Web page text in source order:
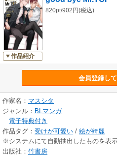
作品紹介
820pt/902円(税込)
会員登録し
作家名： マスシタ
ジャンル： BLマンガ
電子特典付き
作品タグ： 受けが可愛い / 絵が綺麗
※システムにて自動抽出したものを表
出版社： 竹書房